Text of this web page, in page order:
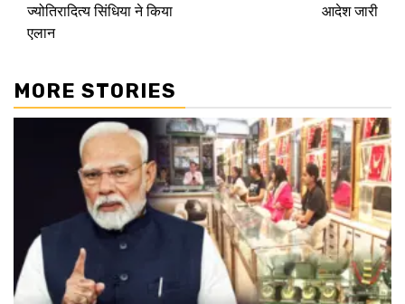
ज्योतिरादित्य सिंधिया ने किया
एलान
आदेश जारी
MORE STORIES